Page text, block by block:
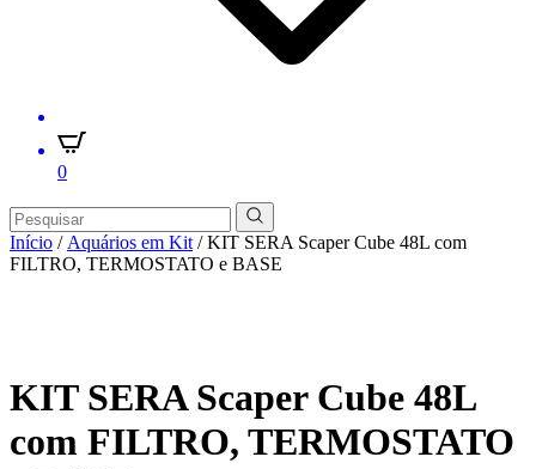
0
Início / Aquários em Kit / KIT SERA Scaper Cube 48L com
FILTRO, TERMOSTATO e BASE
KIT SERA Scaper Cube 48L
com FILTRO, TERMOSTATO